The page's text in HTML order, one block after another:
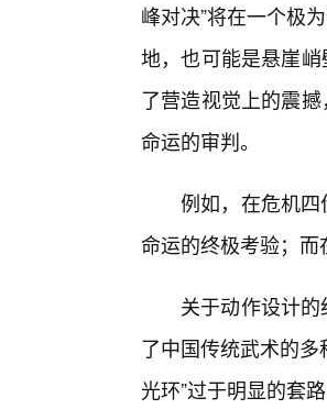
峰对决”将在一个极
地，也可能是悬崖
了营造视觉上的震
命运的审判。
例如，在危机
命运的终极考验；
关于动作设计
了中国传统武术的
光环”过于明显的套